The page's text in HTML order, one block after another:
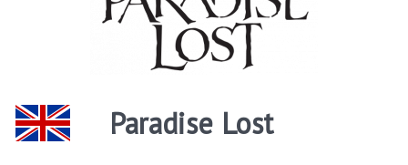
Paradise Lost